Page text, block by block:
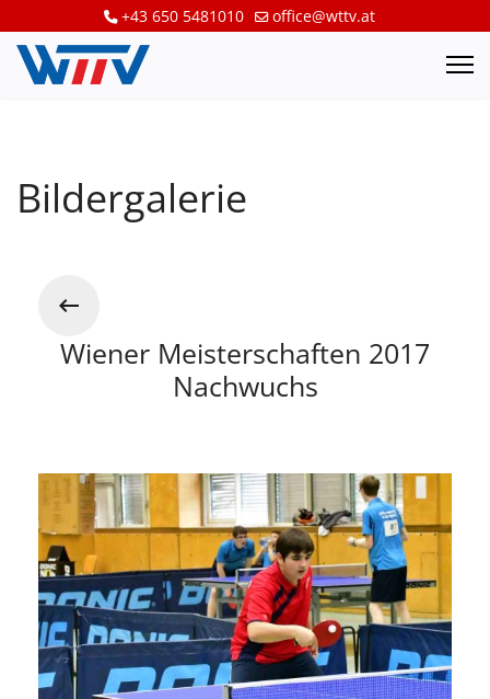
+43 650 5481010 office@wttv.at
Bildergalerie
Wiener Meisterschaften 2017
Nachwuchs